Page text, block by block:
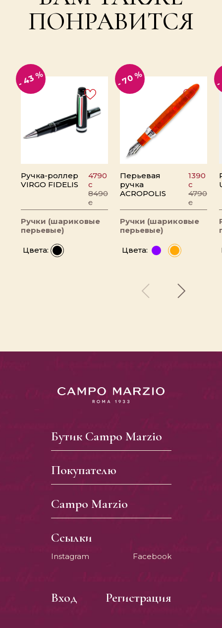
ПОНРАВИТСЯ
- 43 %
Ручка-роллер
VIRGO FIDELIS
4790
c
8490
c
Ручки (шариковые
перьевые)
Цвета:
- 70 %
Перьевая
ручка
ACROPOLIS
1390
c
4790
c
Ручки (шариковые
перьевые)
Цвета:
-
Бутик Campo Marzio
Покупателю
Campo Marzio
Ссылки
Instagram Facebook
Вход Регистрация